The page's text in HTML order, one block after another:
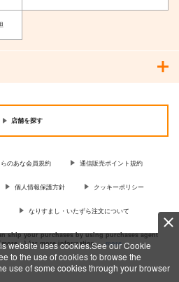
website uses cookies.See our Cookie
to the use of cookies to browse the
use of some cookies through your browser
343完結編1巻
一
円
サンプル
作品詳細
煉獄さん生存ルート2
KIMIGABUCHI
990 （税込）
サンプル
作品詳細
店舗を探す
らのあな会員規約 通信販売ポイント規約
個人情報保護方針 クッキーポリシー
なりすまし・いたずら注文について
ship your purchases by using purchases agent
{more…} for more information …more